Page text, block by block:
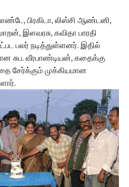
பிரகிடா, லிஸ்சி ஆண்டனி,
இளவரசு, கவிதா பாரதி
பலர் நடித்துள்ளனர். இதில்
சுப. வீரபாண்டியன், கதைக்கு
சேர்க்கும் முக்கியமான